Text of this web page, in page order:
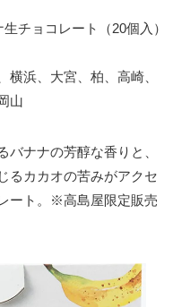
チョコレート（20個入）
横浜、大宮、柏、高崎、
山
バナナの芳醇な香りと、
るカカオの苦みがアクセ
ート。※高島屋限定販売